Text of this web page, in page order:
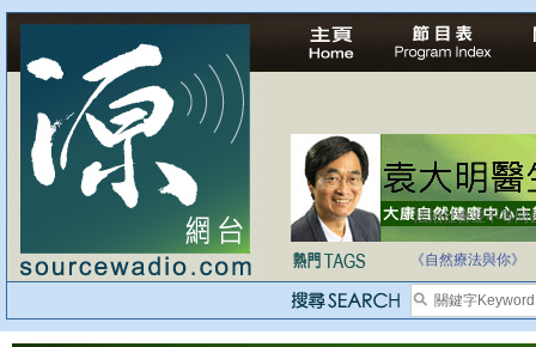
法治社會並不等同
自家教育合法化-
《自然療法與你》